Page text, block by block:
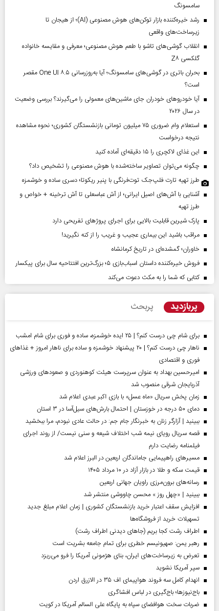
سامسونگ
رشد خیره‌کننده بازار توکن‌های هوش مصنوعی (AI)؛ از هیجان تا
زیرساخت‌های واقعی
انقلاب گوشی‌های تاشو‌ با طعم هوش مصنوعی؛ معرفی و مقایسه خانواده
گلکسی Z۸
بحران باتری در گوشی‌های سامسونگ؛ آیا به‌روزرسانی One UI ۸.۵ مقصر
است؟
آیا خودروهای خودران جای ماشین‌های معمولی را می‌گیرند؟ بررسی وضعیت
در سال ۲۰۲۶
استعلام وام ضروری ۷۵ میلیون تومانی بازنشستگان کشوری؛ نحوه مشاهده
نتیجه درخواست
این غذای لاکچری را ۱۵ دقیقه‌ای آماده کنید
چگونه می‌توان تصاویر ساخته‌شده با هوش مصنوعی را تشخیص داد؟
طرز تهیه تارت فلپ‌جک توت‌فرنگی با پنیر ریکوتا؛ دسری ساده و خوشمزه
آشنایی با آش‌های اصیل ایرانی؛ از آش عباسعلی تا آش ترخینه + خواص و
طرز تهیه
پارک شیرین قابلیت‌ بالایی برای اجرای پروژهای تفریحی دارد
مراقب باشید این بیماری عجیب و غریب را از کنه نگیرید!
خاوران؛ گمشده‌ای در تاریخ کرمانشاه
فروش خیره‌کننده داستان اسباب‌بازی ۵؛ بزرگ‌ترین افتتاحیه سال برای پیکسار
کتابی که شما را به مکث دعوت می‌کند
پربازدید پربحث
برای شام چی درست کنم؟ | ۲۵ ایده خوشمزه، ساده و فوری برای شام امشب
ناهار چی درست کنم؟ | ۲۰ پیشنهاد خوشمزه و ساده برای ناهار امروز + غذاهای
فوری و اقتصادی
امیرحسین بهداد به عنوان سرپرست هیئت کوهنوردی و صعودهای ورزشی
آذربایجان شرقی منصوب شد
زمان پخش سریال «ماه عسل» با بازی اکبر عبدی اعلام شد
دمای ۵۰ درجه در خوزستان | احتمال بارش‌های سیل‌آسا در ۳ استان
ببینید | آزارگر زنان به خبرنگار جام جم: در حالت عادی نبودم، مرا ببخشید
قصه سریال رویای نیمه شب اختلاف شیعه و سنی نیست/ از روند اجرای
فیلمنامه رضایت دارم
مسیر‌های راهپیمایی جاماندگان اربعین در البرز اعلام شد
قیمت سکه و طلا در بازار آزاد در ۱۰ مرداد ۱۴۰۵
رسانه‌های برون‌مرزی راویان جهانی اربعین
ببینید | «چهل روز » محسن چاووشی منتشر شد
افزایش سقف اعتبار خرید بازنشستگان کشوری | زمان اعلام مبلغ جدید
تسهیلات خرید از فروشگاه‌ها
اطراف رشت کجا بریم (جاهای دیدنی اطراف رشت)
رهبر یمن: صهیونیسم خطری برای تمام جامعه بشریت است
تعرض به زیرساخت‌های ایران، بنای هژمونی آمریکا را فرو می‌ریزد
سپر آمریکا نشوید
انهدام کامل سه فروند هواپیمای اف ۳۵ در الازرق اردن
باج‌نیوزها؛ باج‌گیری در لباس افشاگری
ضربات سخت هوافضای سپاه به پایگاه علی السالم آمریکا در کویت